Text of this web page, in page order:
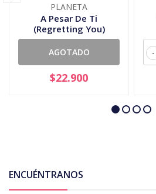
PLANETA
A Pesar De Ti
(Regretting You)
AGOTADO
$22.900
-
ENCUÉNTRANOS